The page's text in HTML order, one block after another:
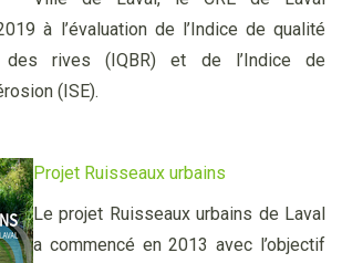
à l’évaluation de l’Indice de qualité
rives (IQBR) et de l’Indice de
(ISE).
Projet Ruisseaux urbains
Le projet Ruisseaux urbains de Laval
a commencé en 2013 avec l’objectif